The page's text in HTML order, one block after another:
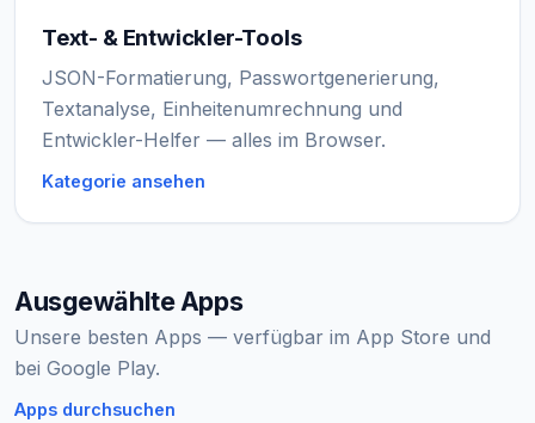
Text- & Entwickler-Tools
JSON-Formatierung, Passwortgenerierung,
Textanalyse, Einheitenumrechnung und
Entwickler-Helfer — alles im Browser.
Kategorie ansehen
Ausgewählte Apps
Unsere besten Apps — verfügbar im App Store und
bei Google Play.
Apps durchsuchen